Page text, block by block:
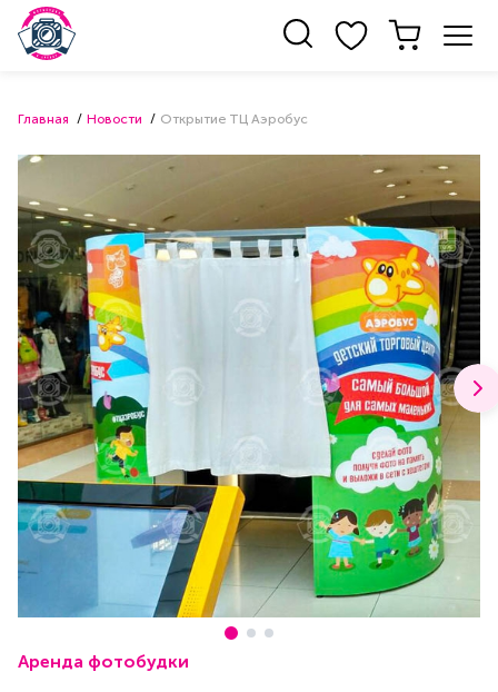
Главная Новости Открытие ТЦ Аэробус
Аренда фотобудки